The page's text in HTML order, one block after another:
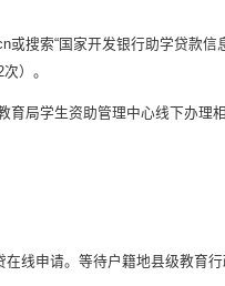
搜索“国家开发银行助学贷款
）。
局学生资助管理中心线下办理
线申请。等待户籍地县级教育